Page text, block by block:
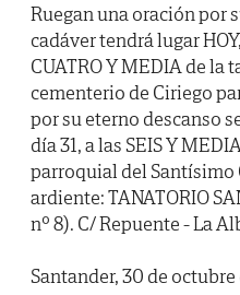
Ruegan una oración por
cadáver tendrá lugar
CUATRO Y MEDIA de la
cementerio de Ciriego
por su eterno descanso
día 31, a las SEIS Y
parroquial del Santísimo
ardiente: TANATORIO
nº 8). C/ Repuente - La
Santander, 30 de octubre